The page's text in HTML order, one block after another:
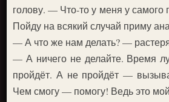
голову. — Что-то у меня у самого
Пойду на всякий случай приму
— А что же нам делать? —
— А ничего не делайте. Время
пройдёт. А не пройдёт —
Чем смогу — помогу! Ведь это